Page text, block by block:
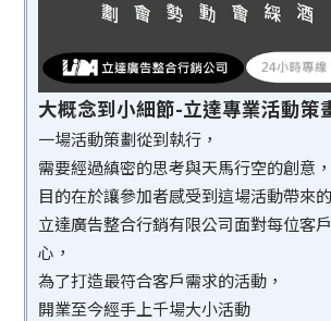
大概念到小細節-立達專業活動策
一場活動策劃從到執行，
需要經過縝密的思考與天馬行空的創意，
目的在於讓參加者感受到這場活動帶來
立達廣告整合行銷有限公司面對每位客
心，
為了打造最符合客戶需求的活動，
開業至今經手上千場大小活動